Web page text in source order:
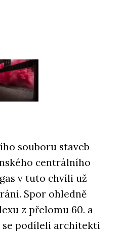
souboru staveb
centrálního
v tuto chvíli už
Spor ohledně
z přelomu 60. a
se podíleli architekti